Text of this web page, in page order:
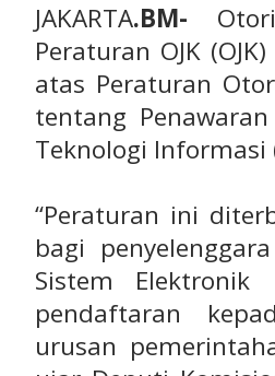
JAKARTA.BM-
Peraturan OJK
atas Peraturan
tentang
Teknologi Informasi
“Peraturan ini
bagi
Sistem
pendaftaran
urusan